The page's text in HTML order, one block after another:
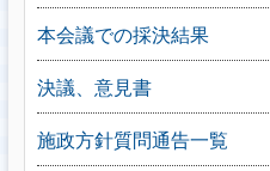
本会議での採決結果
決議、意見書
施政方針質問通告一覧